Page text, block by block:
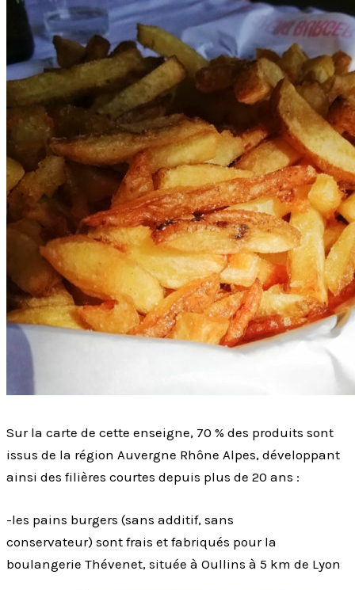
Sur la carte de cette enseigne, 70 % des produits sont
issus de la région Auvergne Rhône Alpes, développant
ainsi des filières courtes depuis plus de 20 ans :
-les pains burgers (sans additif, sans
conservateur) sont frais et fabriqués pour la
boulangerie Thévenet, située à Oullins à 5 km de Lyon